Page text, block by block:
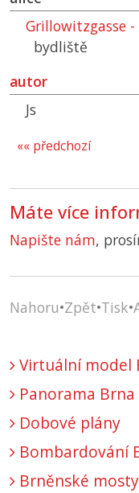
Grillowitzgasse
bydliště
autor
Js
«« předchozí
Máte více
Napište nám,
Nahoru•Zpět•Tisk•
Virtuální model
Panorama
Dobové plány
Bombardování
Brněnské